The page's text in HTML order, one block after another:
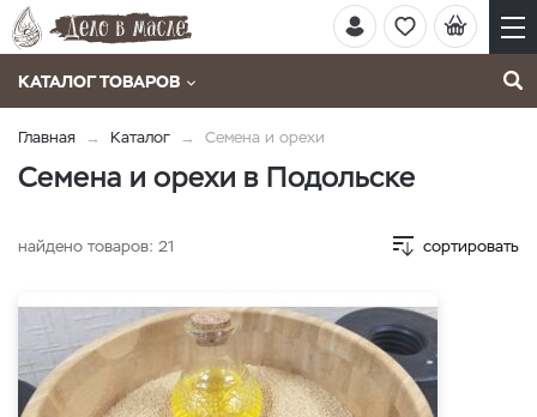
КАТАЛОГ ТОВАРОВ
Главная Каталог Семена и орехи
Семена и орехи в Подольске
найдено товаров: 21 сортировать